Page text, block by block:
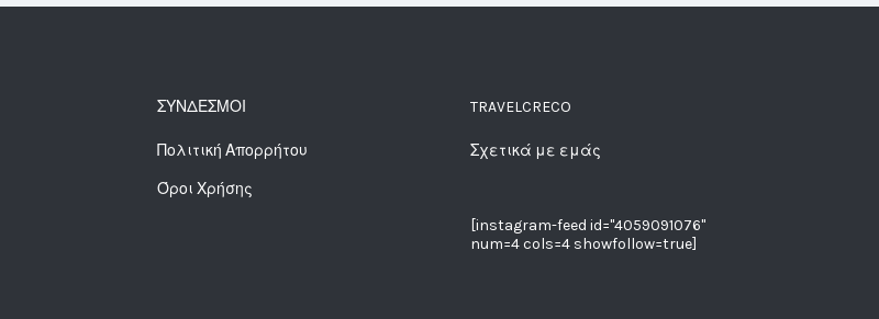
ΣΥΝΔΕΣΜΟΙ
Πολιτική Απορρήτου
Όροι Χρήσης
TRAVELCRECO
Σχετικά με εμάς
[instagram-feed id="4059091076"
num=4 cols=4 showfollow=true]